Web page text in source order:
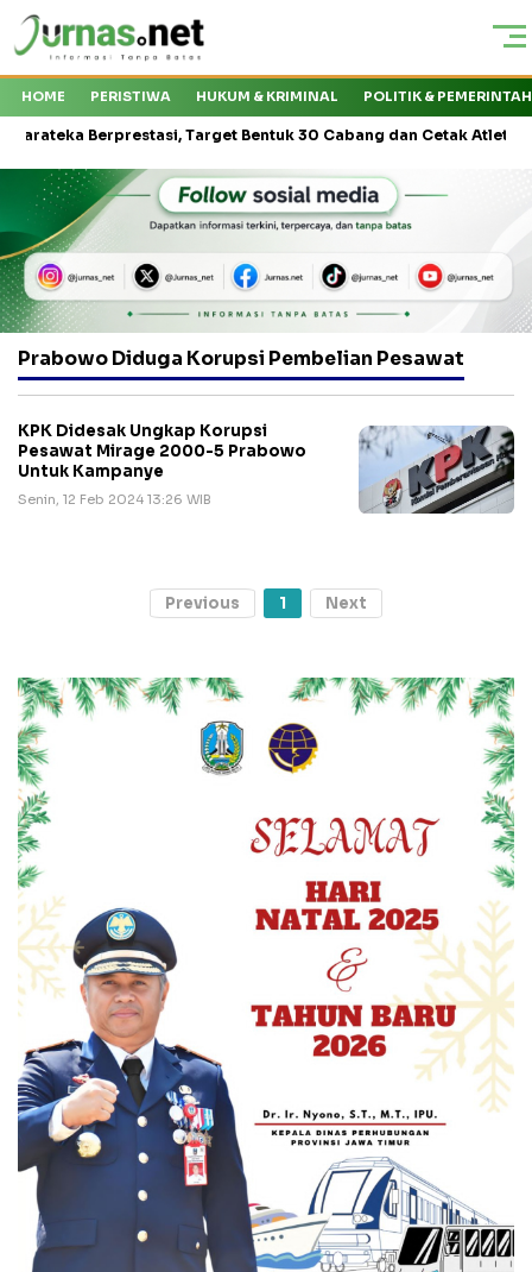
HOME PERISTIWA HUKUM & KRIMINAL POLITIK &
Berprestasi, Target Bentuk 30 Cabang dan Cetak Atlet Nasional
Prabowo Diduga Korupsi Pembelian Pesawat
KPK Didesak Ungkap Korupsi
Pesawat Mirage 2000-5 Prabowo
Untuk Kampanye
Senin, 12 Feb 2024 13:26 WIB
Previous 1 Next